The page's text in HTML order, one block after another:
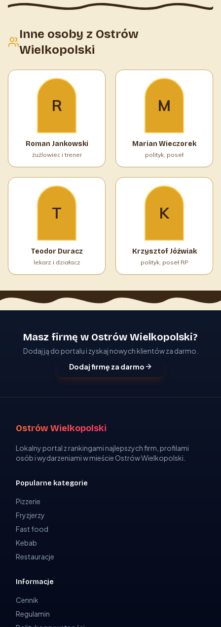
Inne osoby z Ostrów
Wielkopolski
R
Roman Jankowski
żużlowiec i trener
M
Marian Wieczorek
polityk, poseł
T
Teodor Duracz
lekarz i działacz
K
Krzysztof Jóźwiak
polityk, poseł RP
Masz firmę w Ostrów Wielkopolski?
Dodaj ją do portalu i zyskaj nowych klientów za darmo.
Dodaj firmę za darmo
Ostrów Wielkopolski
Lokalny portal z rankingami najlepszych firm, profilami
osób i wydarzeniami w mieście Ostrów Wielkopolski.
Popularne kategorie
Pizzerie
Fryzjerzy
Fast food
Kebab
Restauracje
Informacje
Cennik
Regulamin